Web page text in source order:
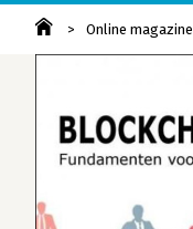
Online magazine